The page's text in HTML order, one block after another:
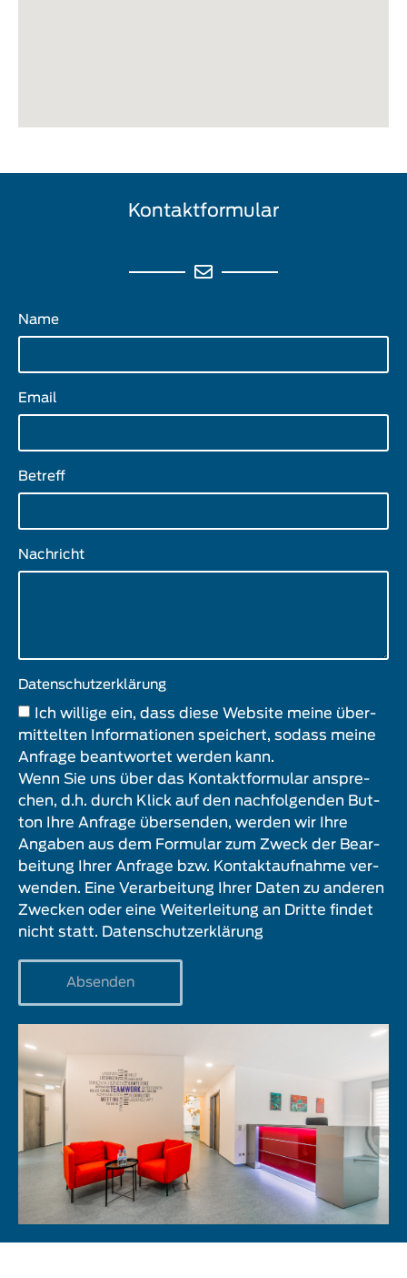
Kontaktformular
Name
Email
Betreff
Nach­richt
Daten­schutz­er­klä­rung
Ich wil­li­ge ein, dass die­se Web­site mei­ne über­
mit­tel­ten Infor­ma­tio­nen spei­chert, sodass mei­ne
Anfra­ge beant­wor­tet wer­den kann.
Wenn Sie uns über das Kon­takt­for­mu­lar anspre­
chen, d.h. durch Klick auf den nach­fol­gen­den But­
ton Ihre Anfra­ge über­sen­den, wer­den wir Ihre
Anga­ben aus dem For­mu­lar zum Zweck der Bear­
bei­tung Ihrer Anfra­ge bzw. Kon­takt­auf­nah­me ver­
wen­den. Eine Ver­ar­bei­tung Ihrer Daten zu ande­ren
Zwe­cken oder eine Wei­ter­lei­tung an Drit­te fin­det
nicht statt. Daten­schutz­er­klä­rung
Absenden